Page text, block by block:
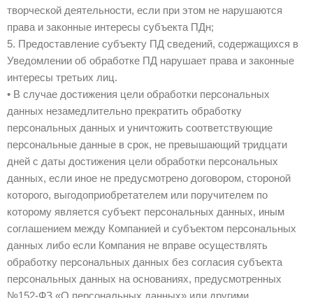
творческой деятельности, если при этом не нарушаются
права и законные интересы субъекта ПДн;
5. Предоставление субъекту ПД сведений, содержащихся в
Уведомлении об обработке ПД нарушает права и законные
интересы третьих лиц.
• В случае достижения цели обработки персональных
данных незамедлительно прекратить обработку
персональных данных и уничтожить соответствующие
персональные данные в срок, не превышающий тридцати
дней с даты достижения цели обработки персональных
данных, если иное не предусмотрено договором, стороной
которого, выгодоприобретателем или поручителем по
которому является субъект персональных данных, иным
соглашением между Компанией и субъектом персональных
данных либо если Компания не вправе осуществлять
обработку персональных данных без согласия субъекта
персональных данных на основаниях, предусмотренных
№152-ФЗ «О персональных данных» или другими